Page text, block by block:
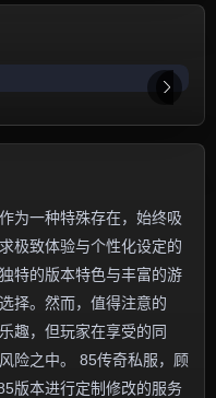
为一种特殊存在，始终吸
极致体验与个性化设定的
特的版本特色与丰富的游
择。然而，值得注意的
趣，但玩家在享受的同
险之中。 85传奇私服，顾
版本进行定制修改的服务